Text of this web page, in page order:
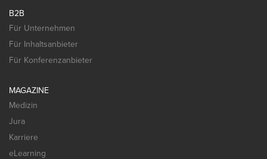
B2B
Für Unternehmen
Für Inhaltsanbieter
Für Konferenzanbieter
MAGAZINE
Medizin
Jura
Karriere
eLearning